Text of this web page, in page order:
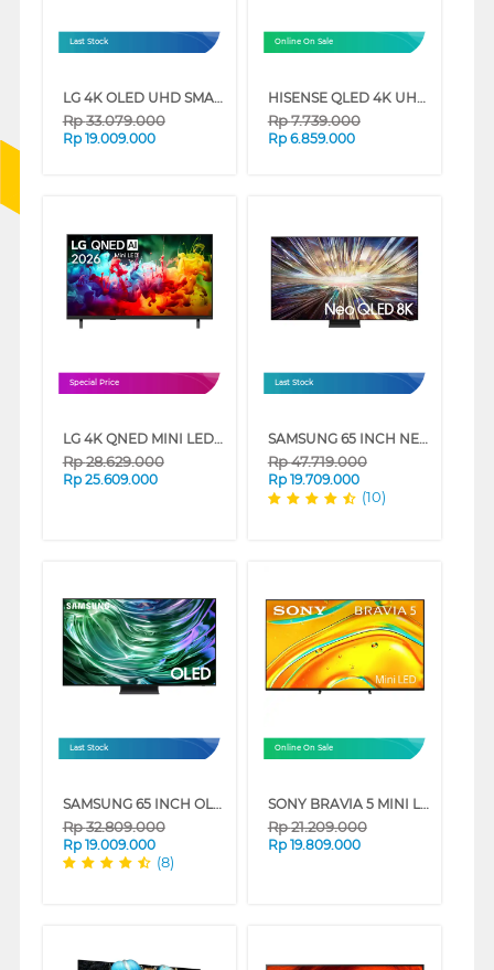
Last Stock
LG 4K OLED UHD SMART TV EVO AI C5 SERIES
Rp33.079.000
Rp 19.009.000
Online On Sale
HISENSE QLED 4K UHD SMART TV Q6Q SERIES
Rp7.739.000
Rp 6.859.000
Special Price
LG 4K QNED MINI LED SMART TV QNED70B SERIES
Rp28.629.000
Rp 25.609.000
Last Stock
SAMSUNG 65 INCH NEO QLED 8K SMART TV QA65QN800DKXXD
Rp47.719.000
Rp 19.709.000
(10)
Last Stock
SAMSUNG 65 INCH OLED S90D 4K SMART TV QA65S90DAKXXD
Rp32.809.000
Rp 19.009.000
(8)
Online On Sale
SONY BRAVIA 5 MINI LED 4K UHD GOOGLE SMART TV XR50 SERIES
Rp21.209.000
Rp 19.809.000